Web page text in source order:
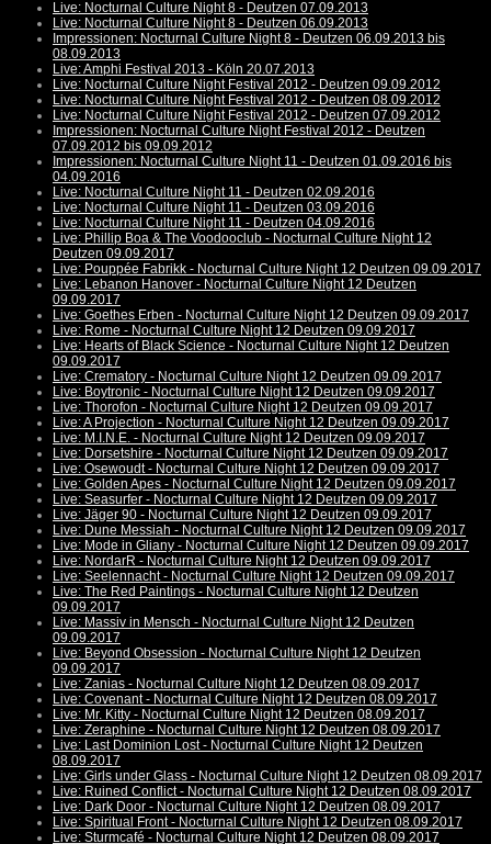
Live: Nocturnal Culture Night 8 - Deutzen 07.09.2013
Live: Nocturnal Culture Night 8 - Deutzen 06.09.2013
Impressionen: Nocturnal Culture Night 8 - Deutzen 06.09.2013 bis
08.09.2013
Live: Amphi Festival 2013 - Köln 20.07.2013
Live: Nocturnal Culture Night Festival 2012 - Deutzen 09.09.2012
Live: Nocturnal Culture Night Festival 2012 - Deutzen 08.09.2012
Live: Nocturnal Culture Night Festival 2012 - Deutzen 07.09.2012
Impressionen: Nocturnal Culture Night Festival 2012 - Deutzen
07.09.2012 bis 09.09.2012
Impressionen: Nocturnal Culture Night 11 - Deutzen 01.09.2016 bis
04.09.2016
Live: Nocturnal Culture Night 11 - Deutzen 02.09.2016
Live: Nocturnal Culture Night 11 - Deutzen 03.09.2016
Live: Nocturnal Culture Night 11 - Deutzen 04.09.2016
Live: Phillip Boa & The Voodooclub - Nocturnal Culture Night 12
Deutzen 09.09.2017
Live: Pouppée Fabrikk - Nocturnal Culture Night 12 Deutzen 09.09.2017
Live: Lebanon Hanover - Nocturnal Culture Night 12 Deutzen
09.09.2017
Live: Goethes Erben - Nocturnal Culture Night 12 Deutzen 09.09.2017
Live: Rome - Nocturnal Culture Night 12 Deutzen 09.09.2017
Live: Hearts of Black Science - Nocturnal Culture Night 12 Deutzen
09.09.2017
Live: Crematory - Nocturnal Culture Night 12 Deutzen 09.09.2017
Live: Boytronic - Nocturnal Culture Night 12 Deutzen 09.09.2017
Live: Thorofon - Nocturnal Culture Night 12 Deutzen 09.09.2017
Live: A Projection - Nocturnal Culture Night 12 Deutzen 09.09.2017
Live: M.I.N.E. - Nocturnal Culture Night 12 Deutzen 09.09.2017
Live: Dorsetshire - Nocturnal Culture Night 12 Deutzen 09.09.2017
Live: Osewoudt - Nocturnal Culture Night 12 Deutzen 09.09.2017
Live: Golden Apes - Nocturnal Culture Night 12 Deutzen 09.09.2017
Live: Seasurfer - Nocturnal Culture Night 12 Deutzen 09.09.2017
Live: Jäger 90 - Nocturnal Culture Night 12 Deutzen 09.09.2017
Live: Dune Messiah - Nocturnal Culture Night 12 Deutzen 09.09.2017
Live: Mode in Gliany - Nocturnal Culture Night 12 Deutzen 09.09.2017
Live: NordarR - Nocturnal Culture Night 12 Deutzen 09.09.2017
Live: Seelennacht - Nocturnal Culture Night 12 Deutzen 09.09.2017
Live: The Red Paintings - Nocturnal Culture Night 12 Deutzen
09.09.2017
Live: Massiv in Mensch - Nocturnal Culture Night 12 Deutzen
09.09.2017
Live: Beyond Obsession - Nocturnal Culture Night 12 Deutzen
09.09.2017
Live: Zanias - Nocturnal Culture Night 12 Deutzen 08.09.2017
Live: Covenant - Nocturnal Culture Night 12 Deutzen 08.09.2017
Live: Mr. Kitty - Nocturnal Culture Night 12 Deutzen 08.09.2017
Live: Zeraphine - Nocturnal Culture Night 12 Deutzen 08.09.2017
Live: Last Dominion Lost - Nocturnal Culture Night 12 Deutzen
08.09.2017
Live: Girls under Glass - Nocturnal Culture Night 12 Deutzen 08.09.2017
Live: Ruined Conflict - Nocturnal Culture Night 12 Deutzen 08.09.2017
Live: Dark Door - Nocturnal Culture Night 12 Deutzen 08.09.2017
Live: Spiritual Front - Nocturnal Culture Night 12 Deutzen 08.09.2017
Live: Sturmcafé - Nocturnal Culture Night 12 Deutzen 08.09.2017